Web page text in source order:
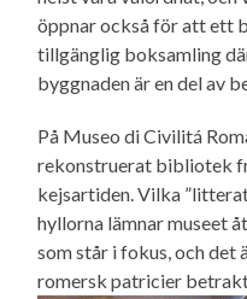
öppnar också för att ett
tillgänglig boksamling
byggnaden är en del av
På Museo di Civilitá
rekonstruerat bibliotek
kejsartiden. Vilka
hyllorna lämnar museet
som står i fokus, och det
romersk patricier